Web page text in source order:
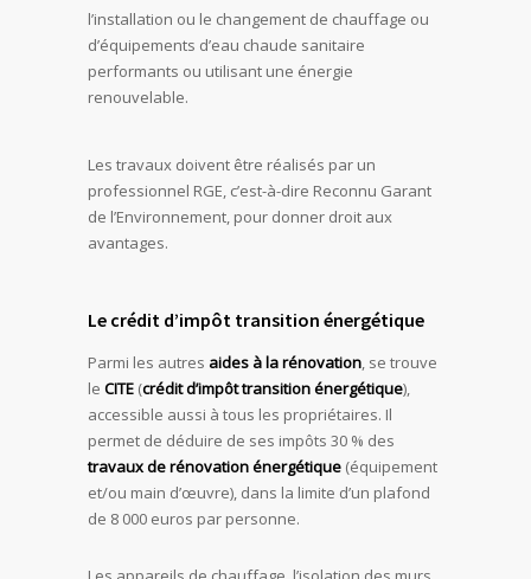
l’installation ou le changement de chauffage ou
d’équipements d’eau chaude sanitaire
performants ou utilisant une énergie
renouvelable.
Les travaux doivent être réalisés par un
professionnel RGE, c’est-à-dire Reconnu Garant
de l’Environnement, pour donner droit aux
avantages.
Le crédit d’impôt transition énergétique
Parmi les autres aides à la rénovation, se trouve
le CITE (crédit d’impôt transition énergétique),
accessible aussi à tous les propriétaires. Il
permet de déduire de ses impôts 30 % des
travaux de rénovation énergétique (équipement
et/ou main d’œuvre), dans la limite d’un plafond
de 8 000 euros par personne.